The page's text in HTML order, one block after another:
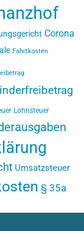
Corona
Fahrtkosten
Lohnsteuer
Umsatzsteuer
§ 35a